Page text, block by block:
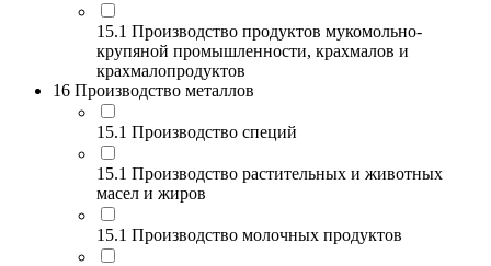
15.1 Производство продуктов мукомольно-
крупяной промышленности, крахмалов и
крахмалопродуктов
16 Производство металлов
15.1 Производство специй
15.1 Производство растительных и животных
масел и жиров
15.1 Производство молочных продуктов